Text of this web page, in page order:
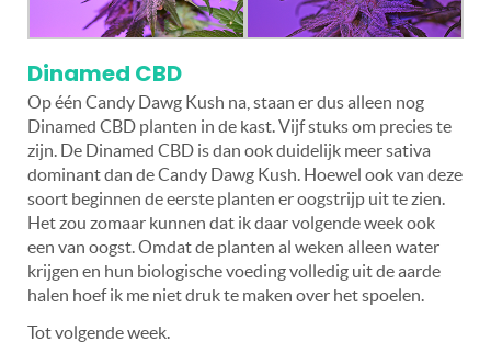
Dinamed CBD
Op één Candy Dawg Kush na, staan er dus alleen nog
Dinamed CBD planten in de kast. Vijf stuks om precies te
zijn. De Dinamed CBD is dan ook duidelijk meer sativa
dominant dan de Candy Dawg Kush. Hoewel ook van deze
soort beginnen de eerste planten er oogstrijp uit te zien.
Het zou zomaar kunnen dat ik daar volgende week ook
een van oogst. Omdat de planten al weken alleen water
krijgen en hun biologische voeding volledig uit de aarde
halen hoef ik me niet druk te maken over het spoelen.
Tot volgende week.